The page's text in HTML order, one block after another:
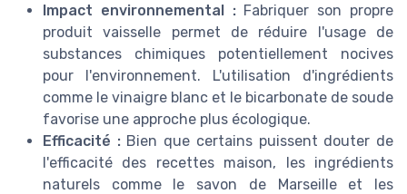
Impact environnemental :Fabriquer son propre
produit vaisselle permet de réduire l'usage de
substances chimiques potentiellement nocives
pour l'environnement. L'utilisation d'ingrédients
comme le vinaigre blanc et le bicarbonate de soude
favorise une approche plus écologique.
Efficacité :Bien que certains puissent douter de
l'efficacité des recettes maison, les ingrédients
naturels comme le savon de Marseille et les